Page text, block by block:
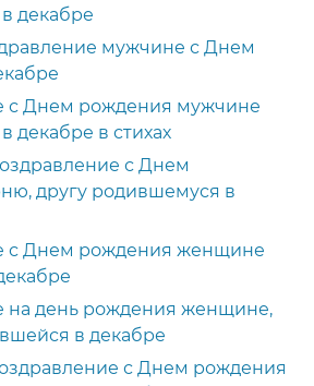
декабре
мужчине с Днем
с Днем рождения мужчине
декабре в стихах
с Днем
другу родившемуся в
с Днем рождения женщине
на день рождения женщине,
в декабре
с Днем рождения